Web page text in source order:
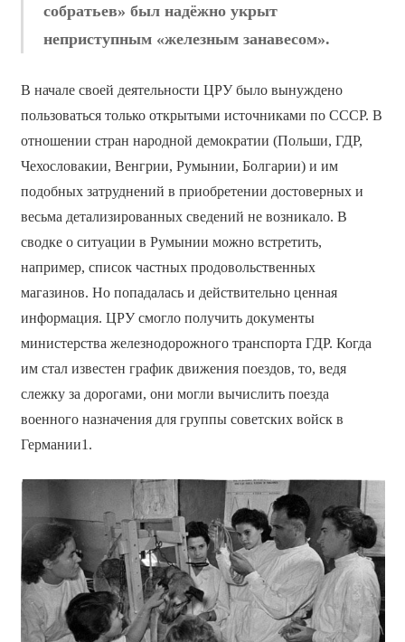
собратьев» был надёжно укрыт
неприступным «железным занавесом».
В начале своей деятельности ЦРУ было вынуждено
пользоваться только открытыми источниками по СССР. В
отношении стран народной демократии (Польши, ГДР,
Чехословакии, Венгрии, Румынии, Болгарии) и им
подобных затруднений в приобретении достоверных и
весьма детализированных сведений не возникало. В
сводке о ситуации в Румынии можно встретить,
например, список частных продовольственных
магазинов. Но попадалась и действительно ценная
информация. ЦРУ смогло получить документы
министерства железнодорожного транспорта ГДР. Когда
им стал известен график движения поездов, то, ведя
слежку за дорогами, они могли вычислить поезда
военного назначения для группы советских войск в
Германии1.